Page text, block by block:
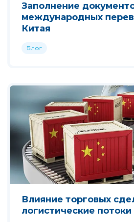
Заполнение
международных
Китая
Блог
Влияние торговых
логистические потоки